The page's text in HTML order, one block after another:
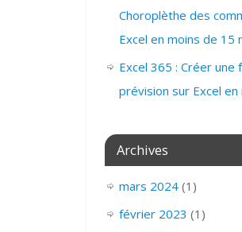
Choroplèthe des
Excel en moins de 15
Excel 365 : Créer une
prévision sur Excel en
Archives
mars 2024(1)
février 2023 (1)